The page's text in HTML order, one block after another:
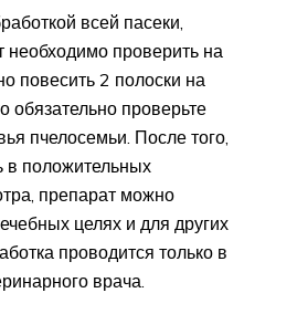
всей пасеки,
необходимо проверить на
повесить 2 полоски на
обязательно проверьте
пчелосемьи. После того,
в положительных
препарат можно
целях и для других
проводится только в
врача.